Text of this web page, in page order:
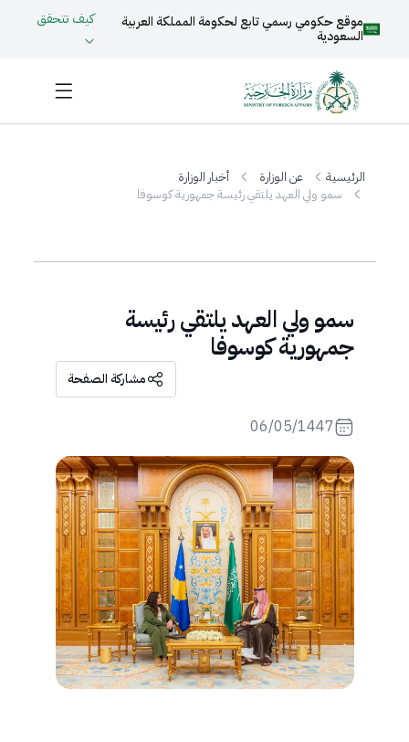
موقع حكومي رسمي تابع لحكومة المملكة العربية
السعودية
كيف تتحقق
الرئيسية عن الوزارة
أخبار الوزارة
سمو ولي العهد يلتقي رئيسة جمهورية كوسوفا
سمو ولي العهد يلتقي رئيسة
جمهورية كوسوفا
مشاركة الصفحة
06/05/1447